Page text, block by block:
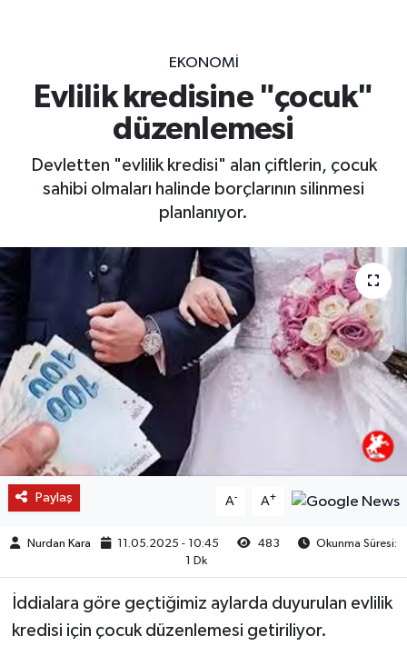
EKONOMİ
Evlilik kredisine "çocuk"
düzenlemesi
Devletten "evlilik kredisi" alan çiftlerin, çocuk
sahibi olmaları halinde borçlarının silinmesi
planlanıyor.
Paylaş A- A+
Nurdan Kara 11.05.2025 - 10:45 483
Okunma Süresi:
1 Dk
İddialara göre geçtiğimiz aylarda duyurulan evlilik
kredisi için çocuk düzenlemesi getiriliyor.